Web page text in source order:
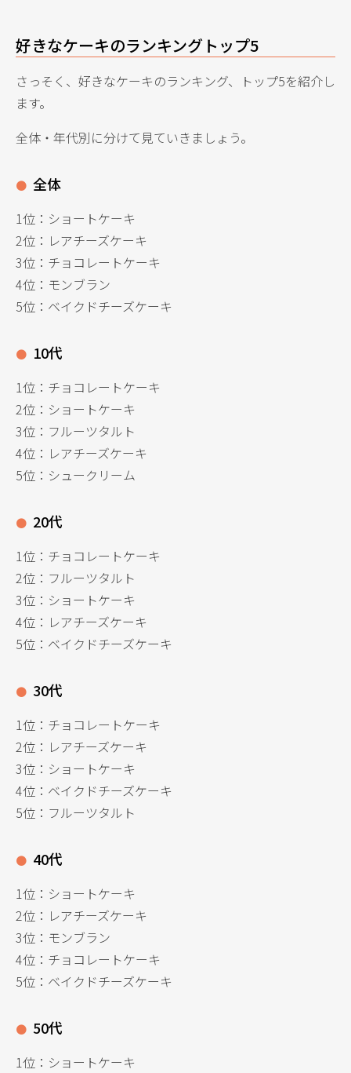
好きなケーキのランキングトップ5
さっそく、好きなケーキのランキング、トップ5を紹介し
ます。
全体・年代別に分けて見ていきましょう。
全体
1位：ショートケーキ
2位：レアチーズケーキ
3位：チョコレートケーキ
4位：モンブラン
5位：ベイクドチーズケーキ
10代
1位：チョコレートケーキ
2位：ショートケーキ
3位：フルーツタルト
4位：レアチーズケーキ
5位：シュークリーム
20代
1位：チョコレートケーキ
2位：フルーツタルト
3位：ショートケーキ
4位：レアチーズケーキ
5位：ベイクドチーズケーキ
30代
1位：チョコレートケーキ
2位：レアチーズケーキ
3位：ショートケーキ
4位：ベイクドチーズケーキ
5位：フルーツタルト
40代
1位：ショートケーキ
2位：レアチーズケーキ
3位：モンブラン
4位：チョコレートケーキ
5位：ベイクドチーズケーキ
50代
1位：ショートケーキ